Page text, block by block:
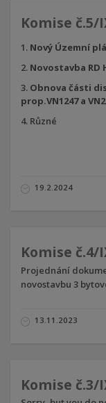
Komise č.5/
Nový Územní
Novostavba RD
Obnova části
prop.VN1247 a
Různé
19.2.2024
Komise č.4/
Projednání
novostavbu 3
13.11.2023
Komise č.3/